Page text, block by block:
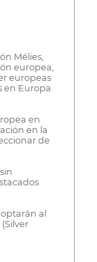
Mélies,
europea,
europeas
en Europa
en
en la
de
al